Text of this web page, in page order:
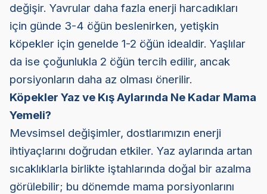
değişir. Yavrular daha fazla enerji harcadıkları
için günde 3-4 öğün beslenirken, yetişkin
köpekler için genelde 1-2 öğün idealdir. Yaşlılar
da ise çoğunlukla 2 öğün tercih edilir, ancak
porsiyonların daha az olması önerilir.
Köpekler Yaz ve Kış Aylarında Ne Kadar Mama
Yemeli?
Mevsimsel değişimler, dostlarımızın enerji
ihtiyaçlarını doğrudan etkiler. Yaz aylarında artan
sıcaklıklarla birlikte iştahlarında doğal bir azalma
görülebilir; bu dönemde mama porsiyonlarını